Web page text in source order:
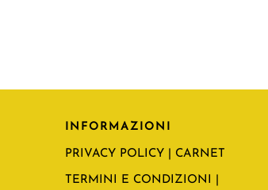
INFORMAZIONI
PRIVACY POLICY | CARNET
TERMINI E CONDIZIONI |